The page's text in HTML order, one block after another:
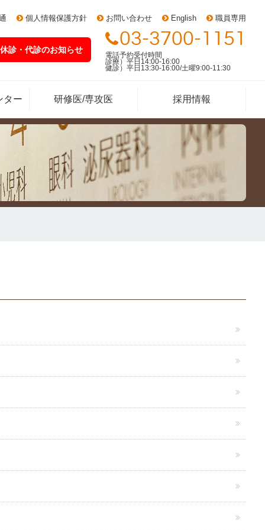
個人情報保護方針 お問い合わせ English 職員専用
休診・代診のお知らせ 03-3700-1151
電話予約受付時間
診療）平日14:00-16:00
健診）平日13:30-16:00/土曜9:00-11:30
ター 研修医/専攻医 採用情報